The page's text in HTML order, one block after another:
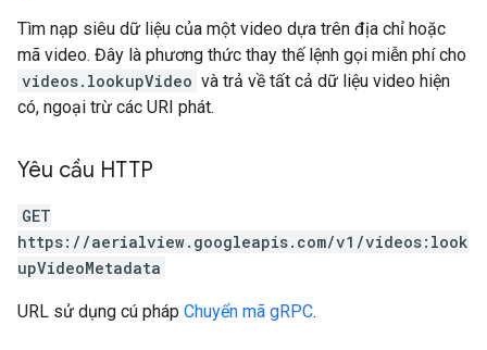
Tìm nạp siêu dữ liệu của một video dựa trên địa chỉ hoặc
mã video. Đây là phương thức thay thế lệnh gọi miễn phí cho
videos.lookupVideo và trả về tất cả dữ liệu video hiện
có, ngoại trừ các URI phát.
Yêu cầu HTTP
GET
https://aerialview.googleapis.com/v1/videos:look
upVideoMetadata
URL sử dụng cú pháp Chuyển mã gRPC.